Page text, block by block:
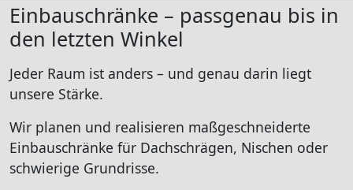
Einbauschränke – passgenau bis in
den letzten Winkel
Jeder Raum ist anders – und genau darin liegt
unsere Stärke.
Wir planen und realisieren maßgeschneiderte
Einbauschränke für Dachschrägen, Nischen oder
schwierige Grundrisse.